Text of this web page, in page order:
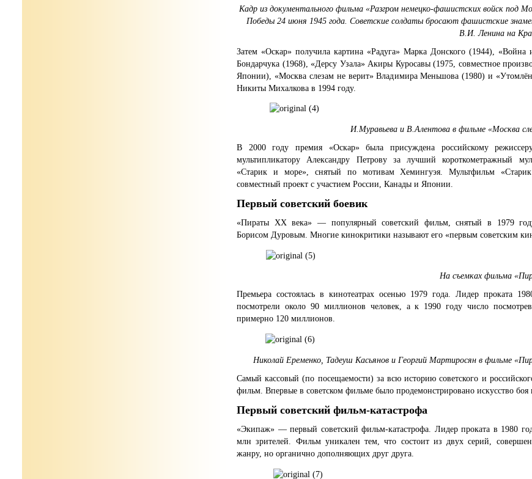
Кадр из документального фильма «Разгром немецко-фашистских войск под
Победы 24 июня 1945 года. Советские солдаты бросают фашистские
В.И. Ленина на
Затем «Оскар» получила картина «Радуга» Марка Донского (1944), «Война
Бондарчука (1968), «Дерсу Узала» Акиры Куросавы (1975, совместное
Японии), «Москва слезам не верит» Владимира Меньшова (1980) и
Никиты Михалкова в 1994 году.
И.Муравьева и В.Алентова в фильме «Москва
В 2000 году премия «Оскар» была присуждена российскому
мультипликатору Александру Петрову за лучший короткометражный
«Старик и море», снятый по мотивам Хемингуэя. Мультфильм
совместный проект с участием России, Канады и Японии.
Первый советский боевик
«Пираты XX века» — популярный советский фильм, снятый в 1979
Борисом Дуровым. Многие кинокритики называют его «первым советским
На съемках фильма
Премьера состоялась в кинотеатрах осенью 1979 года. Лидер проката
посмотрели около 90 миллионов человек, а к 1990 году число
примерно 120 миллионов.
Николай Еременко, Тадеуш Касьянов и Георгий Мартиросян в фильме
Самый кассовый (по посещаемости) за всю историю советского и
фильм. Впервые в советском фильме было продемонстрировано искусство боя
Первый советский фильм-катастрофа
«Экипаж» — первый советский фильм-катастрофа. Лидер проката в 1980
млн зрителей. Фильм уникален тем, что состоит из двух серий,
жанру, но органично дополняющих друг друга.